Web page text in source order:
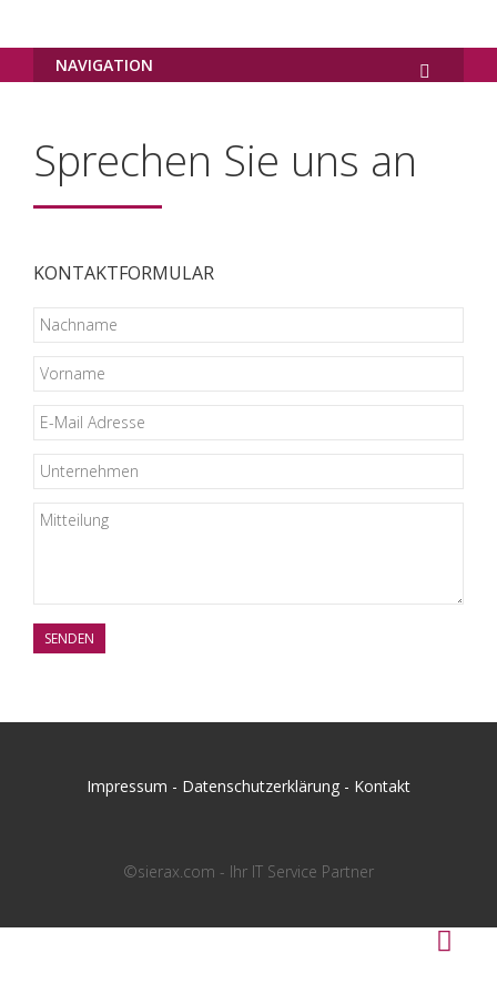
NAVIGATION
Sprechen Sie uns an
KONTAKTFORMULAR
SENDEN
Impressum - Datenschutzerklärung - Kontakt
©sierax.com - Ihr IT Service Partner